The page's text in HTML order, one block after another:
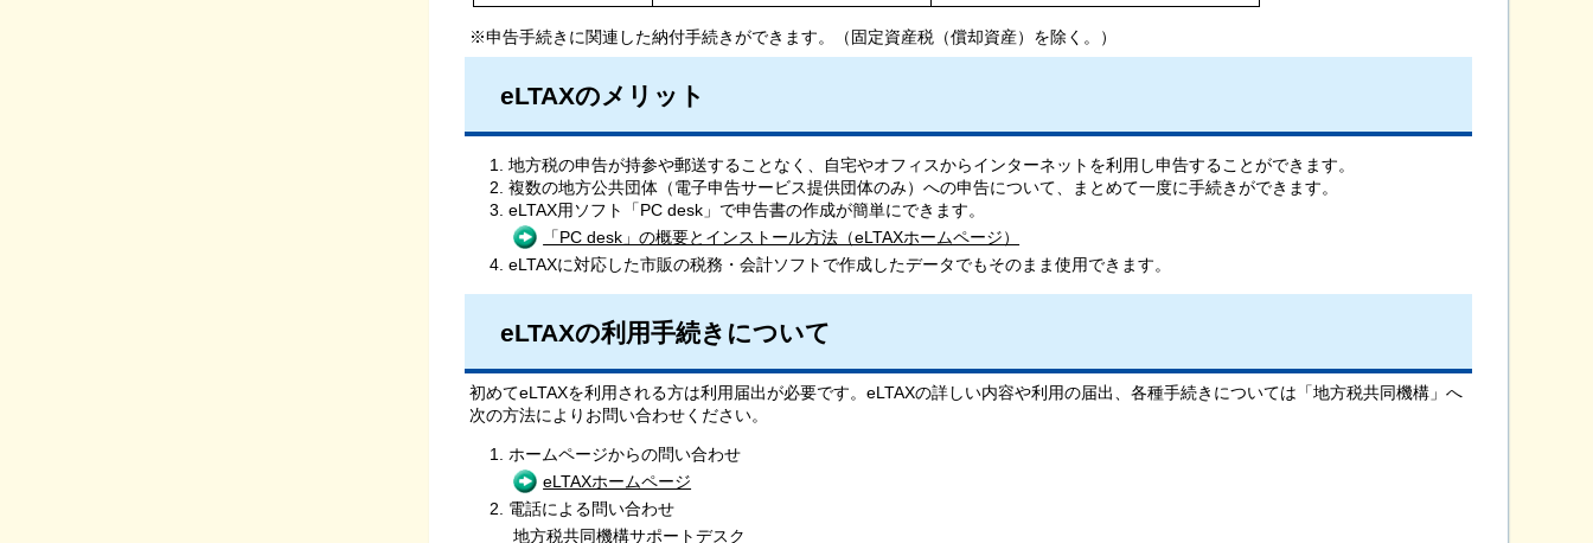
※申告手続きに関連した納付手続きができます。（固定資産税（償却資産）を除く。）
eLTAXのメリット
地方税の申告が持参や郵送することなく、自宅やオフィスからインターネットを利用し申告することができます。
複数の地方公共団体（電子申告サービス提供団体のみ）への申告について、まとめて一度に手続きができます。
eLTAX用ソフト「PC desk」で申告書の作成が簡単にできます。
「PC desk」の概要とインストール方法（eLTAXホームページ）
eLTAXに対応した市販の税務・会計ソフトで作成したデータでもそのまま使用できます。
eLTAXの利用手続きについて
初めてeLTAXを利用される方は利用届出が必要です。eLTAXの詳しい内容や利用の届出、各種手続きについては「地方税共同機構」へ
次の方法によりお問い合わせください。
ホームページからの問い合わせ
eLTAXホームページ
電話による問い合わせ
地方税共同機構サポートデスク